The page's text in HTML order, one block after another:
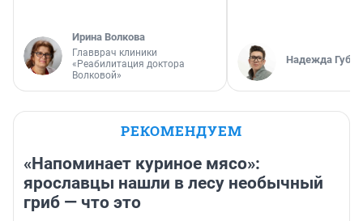
Ирина Волкова
Главврач клиники
«Реабилитация доктора
Волковой»
Надежда
РЕКОМЕНДУЕМ
«Напоминает куриное мясо»:
ярославцы нашли в лесу необычный
гриб — что это